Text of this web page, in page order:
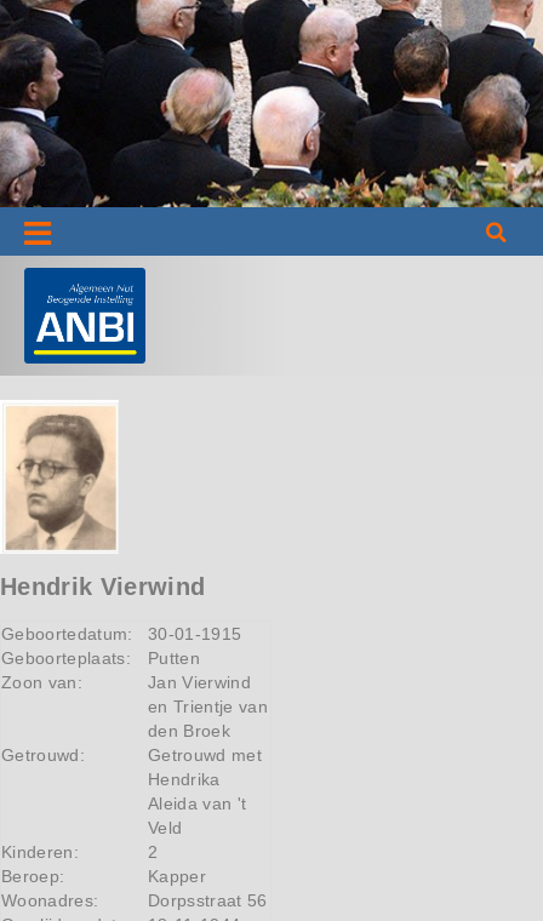
Informatie
Hendrik Vierwind
Geboortedatum:
30-01-1915
Geboorteplaats:
Putten
Zoon van:
Jan Vierwind
en Trientje van
den Broek
Getrouwd:
Getrouwd met
Hendrika
Aleida van 't
Veld
Kinderen:
2
Beroep:
Kapper
Woonadres:
Dorpsstraat 56